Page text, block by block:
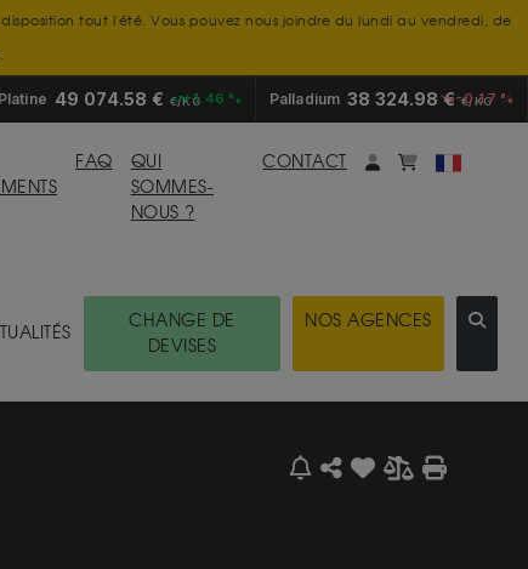
tout l'été. Vous pouvez nous joindre du lundi au vendredi, de
Platine 49 074.58 € €/KG+1.46 % Palladium 38 324.98 € €/KG
-0.17 %
FAQ
QUI
SOMMES-
NOUS ?
CONTACT Mon compte
monpanier
CHANGE DE
DEVISES
NOS AGENCES